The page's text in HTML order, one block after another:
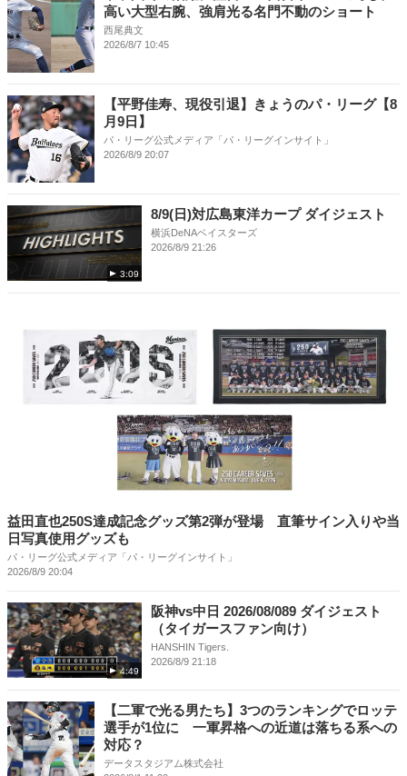
高い大型右腕、強肩光る名門不動のショート
西尾典文
2026/8/7 10:45
【平野佳寿、現役引退】きょうのパ・リーグ【8
月9日】
パ・リーグ公式メディア「パ・リーグインサイト」
2026/8/9 20:07
3:09
8/9(日)対広島東洋カープ ダイジェスト
横浜DeNAベイスターズ
2026/8/9 21:26
益田直也250S達成記念グッズ第2弾が登場 直筆サイン入りや当
日写真使用グッズも
パ・リーグ公式メディア「パ・リーグインサイト」
2026/8/9 20:04
4:49
阪神vs中日 2026/08/089 ダイジェスト
（タイガースファン向け）
HANSHIN Tigers.
2026/8/9 21:18
【二軍で光る男たち】3つのランキングでロッテ
選手が1位に 一軍昇格への近道は落ちる系への
対応？
データスタジアム株式会社